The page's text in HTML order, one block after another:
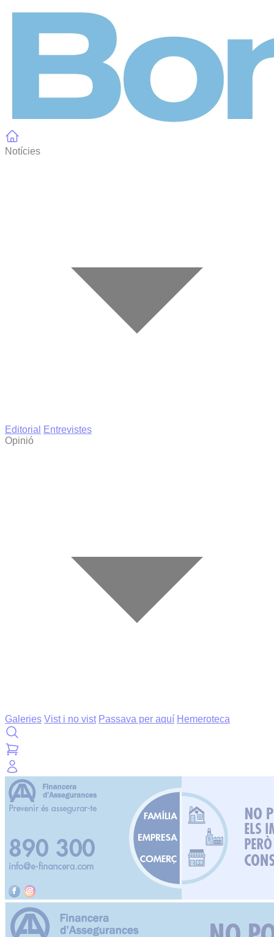
Notícies
Editorial
Entrevistes
Opinió
Galeries Vist i no vist Passava per aquí Hemeroteca